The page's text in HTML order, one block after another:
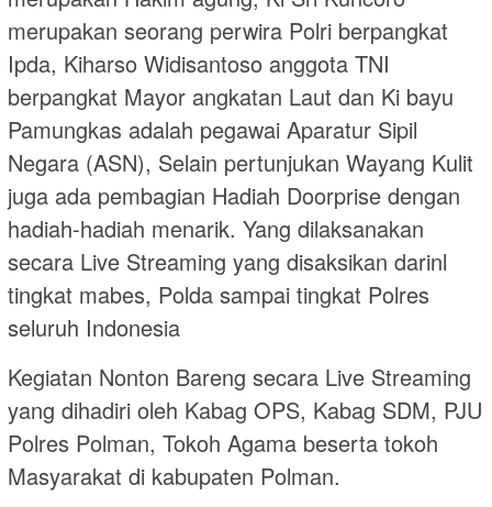
merupakan seorang perwira Polri berpangkat
Ipda, Kiharso Widisantoso anggota TNI
berpangkat Mayor angkatan Laut dan Ki bayu
Pamungkas adalah pegawai Aparatur Sipil
Negara (ASN), Selain pertunjukan Wayang Kulit
juga ada pembagian Hadiah Doorprise dengan
hadiah-hadiah menarik. Yang dilaksanakan
secara Live Streaming yang disaksikan darinl
tingkat mabes, Polda sampai tingkat Polres
seluruh Indonesia
Kegiatan Nonton Bareng secara Live Streaming
yang dihadiri oleh Kabag OPS, Kabag SDM, PJU
Polres Polman, Tokoh Agama beserta tokoh
Masyarakat di kabupaten Polman.